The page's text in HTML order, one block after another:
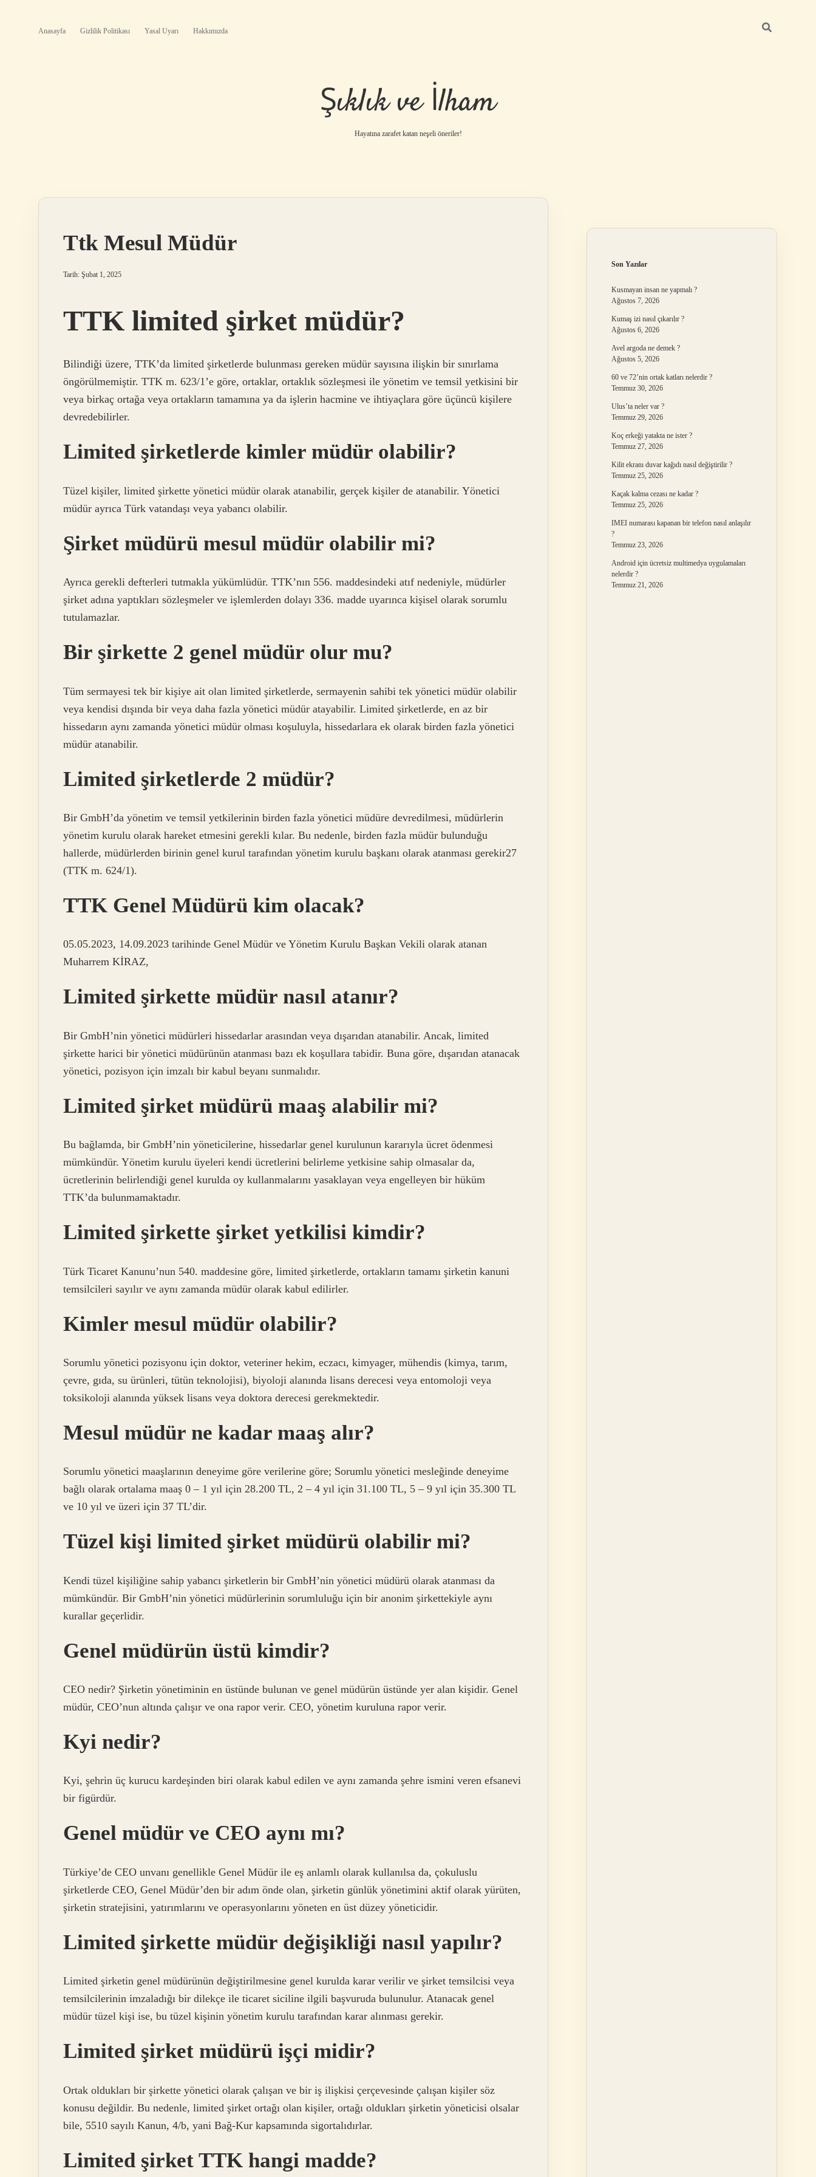
Anasayfa Gizlilik Politikası Yasal Uyarı Hakkımızda
Şıklık ve İlham
Hayatına zarafet katan neşeli öneriler!
Ttk Mesul Müdür
Tarih: Şubat 1, 2025
TTK limited şirket müdür?
Bilindiği üzere, TTK’da limited şirketlerde bulunması gereken müdür sayısına ilişkin bir sınırlama
öngörülmemiştir. TTK m. 623/1’e göre, ortaklar, ortaklık sözleşmesi ile yönetim ve temsil yetkisini bir
veya birkaç ortağa veya ortakların tamamına ya da işlerin hacmine ve ihtiyaçlara göre üçüncü kişilere
devredebilirler.
Limited şirketlerde kimler müdür olabilir?
Tüzel kişiler, limited şirkette yönetici müdür olarak atanabilir, gerçek kişiler de atanabilir. Yönetici
müdür ayrıca Türk vatandaşı veya yabancı olabilir.
Şirket müdürü mesul müdür olabilir mi?
Ayrıca gerekli defterleri tutmakla yükümlüdür. TTK’nın 556. maddesindeki atıf nedeniyle, müdürler
şirket adına yaptıkları sözleşmeler ve işlemlerden dolayı 336. madde uyarınca kişisel olarak sorumlu
tutulamazlar.
Bir şirkette 2 genel müdür olur mu?
Tüm sermayesi tek bir kişiye ait olan limited şirketlerde, sermayenin sahibi tek yönetici müdür olabilir
veya kendisi dışında bir veya daha fazla yönetici müdür atayabilir. Limited şirketlerde, en az bir
hissedarın aynı zamanda yönetici müdür olması koşuluyla, hissedarlara ek olarak birden fazla yönetici
müdür atanabilir.
Limited şirketlerde 2 müdür?
Bir GmbH’da yönetim ve temsil yetkilerinin birden fazla yönetici müdüre devredilmesi, müdürlerin
yönetim kurulu olarak hareket etmesini gerekli kılar. Bu nedenle, birden fazla müdür bulunduğu
hallerde, müdürlerden birinin genel kurul tarafından yönetim kurulu başkanı olarak atanması gerekir27
(TTK m. 624/1).
TTK Genel Müdürü kim olacak?
05.05.2023, 14.09.2023 tarihinde Genel Müdür ve Yönetim Kurulu Başkan Vekili olarak atanan
Muharrem KİRAZ,
Limited şirkette müdür nasıl atanır?
Bir GmbH’nin yönetici müdürleri hissedarlar arasından veya dışarıdan atanabilir. Ancak, limited
şirkette harici bir yönetici müdürünün atanması bazı ek koşullara tabidir. Buna göre, dışarıdan atanacak
yönetici, pozisyon için imzalı bir kabul beyanı sunmalıdır.
Limited şirket müdürü maaş alabilir mi?
Bu bağlamda, bir GmbH’nin yöneticilerine, hissedarlar genel kurulunun kararıyla ücret ödenmesi
mümkündür. Yönetim kurulu üyeleri kendi ücretlerini belirleme yetkisine sahip olmasalar da,
ücretlerinin belirlendiği genel kurulda oy kullanmalarını yasaklayan veya engelleyen bir hüküm
TTK’da bulunmamaktadır.
Limited şirkette şirket yetkilisi kimdir?
Türk Ticaret Kanunu’nun 540. maddesine göre, limited şirketlerde, ortakların tamamı şirketin kanuni
temsilcileri sayılır ve aynı zamanda müdür olarak kabul edilirler.
Kimler mesul müdür olabilir?
Sorumlu yönetici pozisyonu için doktor, veteriner hekim, eczacı, kimyager, mühendis (kimya, tarım,
çevre, gıda, su ürünleri, tütün teknolojisi), biyoloji alanında lisans derecesi veya entomoloji veya
toksikoloji alanında yüksek lisans veya doktora derecesi gerekmektedir.
Mesul müdür ne kadar maaş alır?
Sorumlu yönetici maaşlarının deneyime göre verilerine göre; Sorumlu yönetici mesleğinde deneyime
bağlı olarak ortalama maaş 0 – 1 yıl için 28.200 TL, 2 – 4 yıl için 31.100 TL, 5 – 9 yıl için 35.300 TL
ve 10 yıl ve üzeri için 37 TL’dir.
Tüzel kişi limited şirket müdürü olabilir mi?
Kendi tüzel kişiliğine sahip yabancı şirketlerin bir GmbH’nin yönetici müdürü olarak atanması da
mümkündür. Bir GmbH’nin yönetici müdürlerinin sorumluluğu için bir anonim şirkettekiyle aynı
kurallar geçerlidir.
Genel müdürün üstü kimdir?
CEO nedir? Şirketin yönetiminin en üstünde bulunan ve genel müdürün üstünde yer alan kişidir. Genel
müdür, CEO’nun altında çalışır ve ona rapor verir. CEO, yönetim kuruluna rapor verir.
Kyi nedir?
Kyi, şehrin üç kurucu kardeşinden biri olarak kabul edilen ve aynı zamanda şehre ismini veren efsanevi
bir figürdür.
Genel müdür ve CEO aynı mı?
Türkiye’de CEO unvanı genellikle Genel Müdür ile eş anlamlı olarak kullanılsa da, çokuluslu
şirketlerde CEO, Genel Müdür’den bir adım önde olan, şirketin günlük yönetimini aktif olarak yürüten,
şirketin stratejisini, yatırımlarını ve operasyonlarını yöneten en üst düzey yöneticidir.
Limited şirkette müdür değişikliği nasıl yapılır?
Limited şirketin genel müdürünün değiştirilmesine genel kurulda karar verilir ve şirket temsilcisi veya
temsilcilerinin imzaladığı bir dilekçe ile ticaret siciline ilgili başvuruda bulunulur. Atanacak genel
müdür tüzel kişi ise, bu tüzel kişinin yönetim kurulu tarafından karar alınması gerekir.
Limited şirket müdürü işçi midir?
Ortak oldukları bir şirkette yönetici olarak çalışan ve bir iş ilişkisi çerçevesinde çalışan kişiler söz
konusu değildir. Bu nedenle, limited şirket ortağı olan kişiler, ortağı oldukları şirketin yöneticisi olsalar
bile, 5510 sayılı Kanun, 4/b, yani Bağ-Kur kapsamında sigortalıdırlar.
Limited şirket TTK hangi madde?
Son Yazılar
Kusmayan insan ne yapmalı ?
Ağustos 7, 2026
Kumaş izi nasıl çıkarılır ?
Ağustos 6, 2026
Avel argoda ne demek ?
Ağustos 5, 2026
60 ve 72’nin ortak katları nelerdir ?
Temmuz 30, 2026
Ulus’ta neler var ?
Temmuz 29, 2026
Koç erkeği yatakta ne ister ?
Temmuz 27, 2026
Kilit ekranı duvar kağıdı nasıl değiştirilir ?
Temmuz 25, 2026
Kaçak kalma cezası ne kadar ?
Temmuz 25, 2026
IMEI numarası kapanan bir telefon nasıl anlaşılır
?
Temmuz 23, 2026
Android için ücretsiz multimedya uygulamaları
nelerdir ?
Temmuz 21, 2026